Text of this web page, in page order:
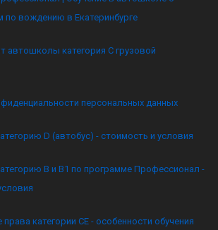
по вождению в Екатеринбурге
автошколы категория C грузовой
персональных данных
D (автобус) - стоимость и условия
B и B1 по программе Профессионал -
категории CE - особенности обучения